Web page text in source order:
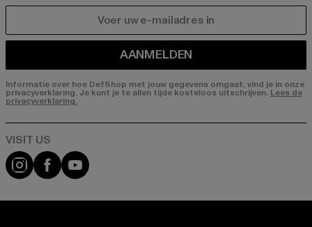
AANMELDEN
Informatie over hoe DefShop met jouw gegevens omgaat, vind je in onze
privacyverklaring. Je kunt je te allen tijde kosteloos uitschrijven. Lees de
privacyverklaring.
Visit our Instagram page:
Visit our Facebook page:
Visit our YouTube channel: